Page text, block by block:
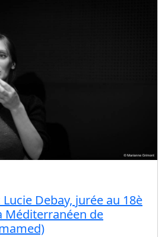
Debay, jurée au 18è
Méditerranéen de